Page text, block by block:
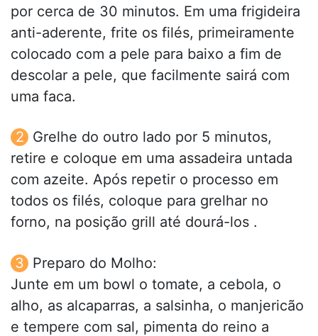
por cerca de 30 minutos. Em uma frigideira
anti-aderente, frite os filés, primeiramente
colocado com a pele para baixo a fim de
descolar a pele, que facilmente sairá com
uma faca.
Grelhe do outro lado por 5 minutos,
retire e coloque em uma assadeira untada
com azeite. Após repetir o processo em
todos os filés, coloque para grelhar no
forno, na posição grill até dourá-los .
Preparo do Molho:
Junte em um bowl o tomate, a cebola, o
alho, as alcaparras, a salsinha, o manjericão
e tempere com sal, pimenta do reino a